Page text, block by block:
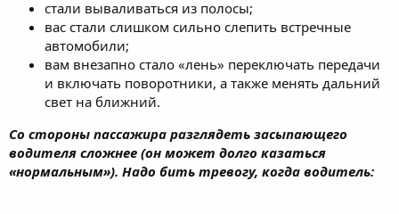
стали вываливаться из полосы;
вас стали слишком сильно слепить встречные
автомобили;
вам внезапно стало «лень» переключать передачи
и включать поворотники, а также менять дальний
свет на ближний.
Со стороны пассажира разглядеть засыпающего
водителя сложнее (он может долго казаться
«нормальным»). Надо бить тревогу, когда водитель: